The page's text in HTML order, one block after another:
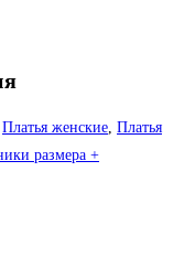
Платья женские, Платья
размера +